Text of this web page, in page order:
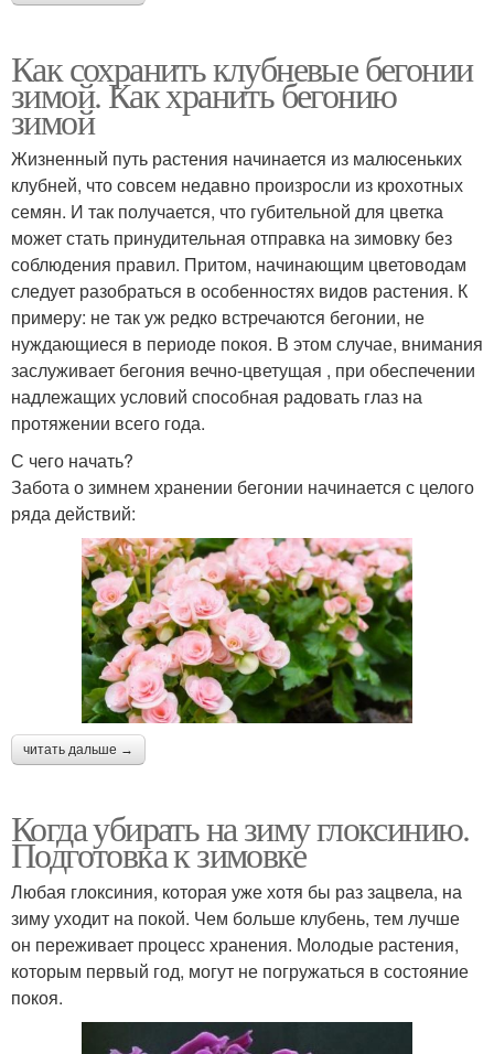
Как сохранить клубневые бегонии
зимой. Как хранить бегонию
зимой
Жизненный путь растения начинается из малюсеньких
клубней, что совсем недавно произросли из крохотных
семян. И так получается, что губительной для цветка
может стать принудительная отправка на зимовку без
соблюдения правил. Притом, начинающим цветоводам
следует разобраться в особенностях видов растения. К
примеру: не так уж редко встречаются бегонии, не
нуждающиеся в периоде покоя. В этом случае, внимания
заслуживает бегония вечно-цветущая , при обеспечении
надлежащих условий способная радовать глаз на
протяжении всего года.
С чего начать?
Забота о зимнем хранении бегонии начинается с целого
ряда действий:
читать дальше →
Когда убирать на зиму глоксинию.
Подготовка к зимовке
Любая глоксиния, которая уже хотя бы раз зацвела, на
зиму уходит на покой. Чем больше клубень, тем лучше
он переживает процесс хранения. Молодые растения,
которым первый год, могут не погружаться в состояние
покоя.